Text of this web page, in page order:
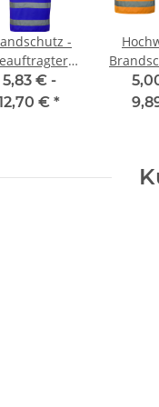
-
Warnweste
in
5,83 € -
€ *